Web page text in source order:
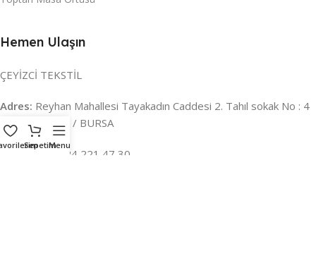
Hemen Ulaşın
ÇEYİZCİ TEKSTİL
Adres: Reyhan Mahallesi Tayakadın Caddesi 2. Tahıl sokak No : 4
/ a Osmangazi / BURSA
İLETİŞİM : 0224 221 47 30
SepetimMenu